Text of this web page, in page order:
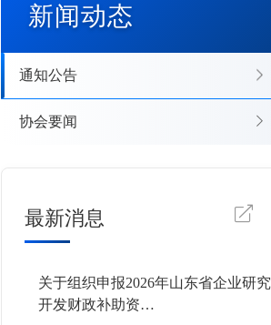
新闻动态
通知公告
协会要闻
最新消息
关于组织申报2026年山东省企业研究
开发财政补助资…